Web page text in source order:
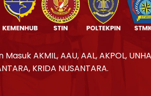
AKMIL, AAU, AAL, AKPOL,
KRIDA NUSANTARA.